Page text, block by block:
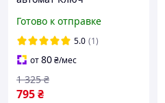
с подшипником продмаш
Закаточный ключ
автомат
Готово к отправке
5.0 (1)
от80₴/мес
795₴
1 325 ₴